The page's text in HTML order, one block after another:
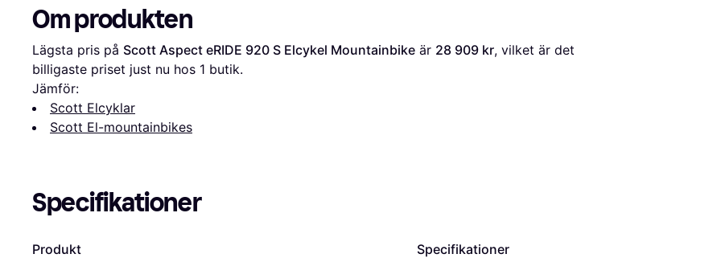
Om produkten
Lägsta pris på Scott Aspect eRIDE 920 S Elcykel Mountainbike är 28 909 kr, vilket är det
billigaste priset just nu hos 1 butik.
Jämför:
Scott Elcyklar
Scott El-mountainbikes
Specifikationer
Produkt Specifikationer